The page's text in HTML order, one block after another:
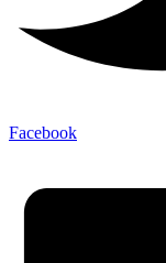
Facebook